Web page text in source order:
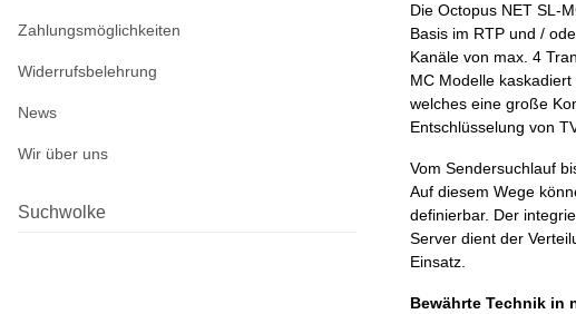
Die Octopus NET SL-
Basis im RTP und /
Kanäle von max. 4
MC Modelle
welches eine große
Entschlüsselung von
Vom Sendersuchlauf
Auf diesem Wege
definierbar. Der
Server dient der
Einsatz.
Bewährte Technik in
Zahlungsmöglichkeiten
Widerrufsbelehrung
News
Wir über uns
Suchwolke